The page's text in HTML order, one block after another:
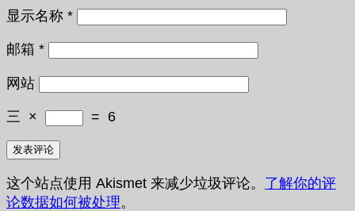
显示名称 *
邮箱 *
网站
三 × = 6
这个站点使用 Akismet 来减少垃圾评论。 了解你的评
论数据如何被处理。